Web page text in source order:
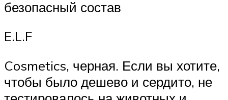
безопасный состав
E.L.F
Cosmetics, черная. Если вы хотите,
чтобы было дешево и сердито, не